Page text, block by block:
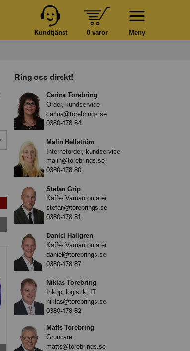
Meny
0 varor
Kundtjänst
Ring oss direkt!
Carina Torebring
Order, kundservice
carina@torebrings.se
0380-478 84
Malin Hellström
Internetorder, kundservice
malin@torebrings.se
0380-478 80
Stefan Grip
Kaffe- Varuautomater
stefan@torebrings.se
0380-478 81
Daniel Hallgren
Kaffe- Varuautomater
daniel@torebrings.se
0380-478 87
Niklas Torebring
Inköp, logistik, IT
niklas@torebrings.se
0380-478 82
Matts Torebring
Grundare
matts@torebrings.se